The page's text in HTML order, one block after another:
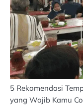
5 Rekomendasi
yang Wajib Kamu